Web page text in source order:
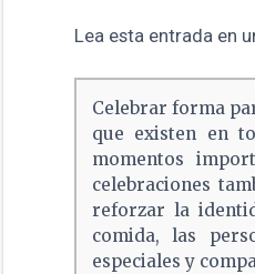
Lea esta entrada en
Celebrar forma
que existen en
momentos
celebraciones
reforzar la
comida, las
especiales y